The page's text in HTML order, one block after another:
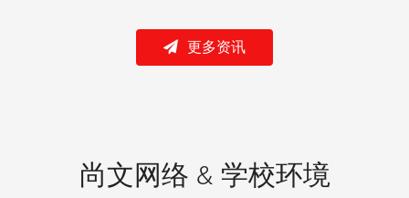
更多资讯
尚文网络 & 学校环境